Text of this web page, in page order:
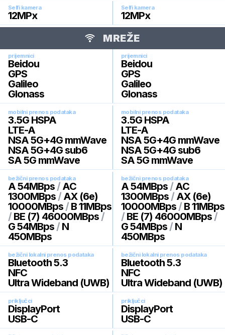
Selfi kamera
12MPx
Selfi kamera
12MPx
MREŽE
prijemnici
Beidou
GPS
Galileo
Glonass
prijemnici
Beidou
GPS
Galileo
Glonass
mobilni prenos podataka
3.5G HSPA
LTE-A
NSA 5G+4G mmWave
NSA 5G+4G sub6
SA 5G mmWave
mobilni prenos podataka
3.5G HSPA
LTE-A
NSA 5G+4G mmWave
NSA 5G+4G sub6
SA 5G mmWave
bežični prenos podataka
A 54MBps / AC
1300MBps / AX (6e)
10000MBps / B 11MBps
/ BE (7) 46000MBps /
G 54MBps / N
450MBps
bežični prenos podataka
A 54MBps / AC
1300MBps / AX (6e)
10000MBps / B 11MBps
/ BE (7) 46000MBps /
G 54MBps / N
450MBps
bežični lokalni prenos podataka
Bluetooth 5.3
NFC
Ultra Wideband (UWB)
bežični lokalni prenos podataka
Bluetooth 5.3
NFC
Ultra Wideband (UWB)
priključci
DisplayPort
USB-C
priključci
DisplayPort
USB-C